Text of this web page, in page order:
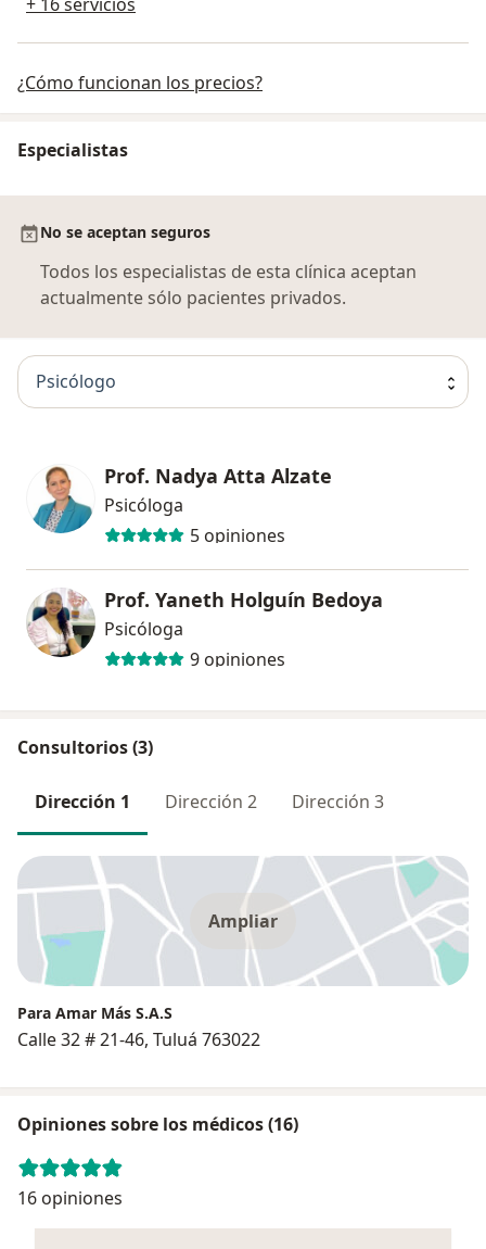
¿Cómo funcionan los precios?
Especialistas
No se aceptan seguros
Todos los especialistas de esta clínica aceptan
actualmente sólo pacientes privados.
Psicólogo
Prof. Nadya Atta Alzate
Psicóloga
5 opiniones
Prof. Yaneth Holguín Bedoya
Psicóloga
9 opiniones
Consultorios (3)
Dirección 1 Dirección 2 Dirección 3
Ampliar
Para Amar Más S.A.S
Calle 32 # 21-46, Tuluá 763022
Opiniones sobre los médicos (16)
16 opiniones